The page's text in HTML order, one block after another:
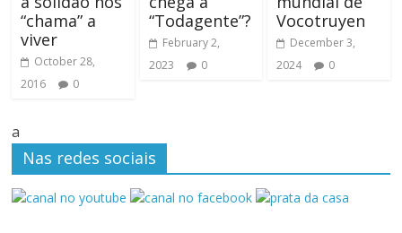
“chama” a
viver
October 28,
2016
0
“Todagente”?
February 2,
2023
0
Vocotruyen
December 3,
2024
0
a
Nas redes sociais